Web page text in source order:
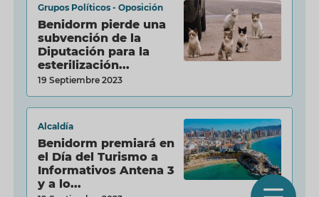
Grupos Políticos - Oposición
Benidorm pierde una
subvención de la
Diputación para la
esterilización...
19 Septiembre 2023
Alcaldía
Benidorm premiará en
el Día del Turismo a
Informativos Antena 3
y a lo...